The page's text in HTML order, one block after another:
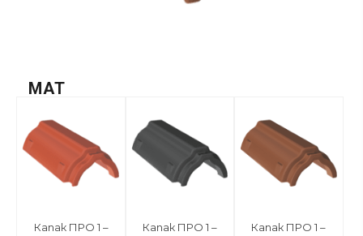
MAT
Капак ПРО 1 –
Капак ПРО 1 –
Капак ПРО 1 –